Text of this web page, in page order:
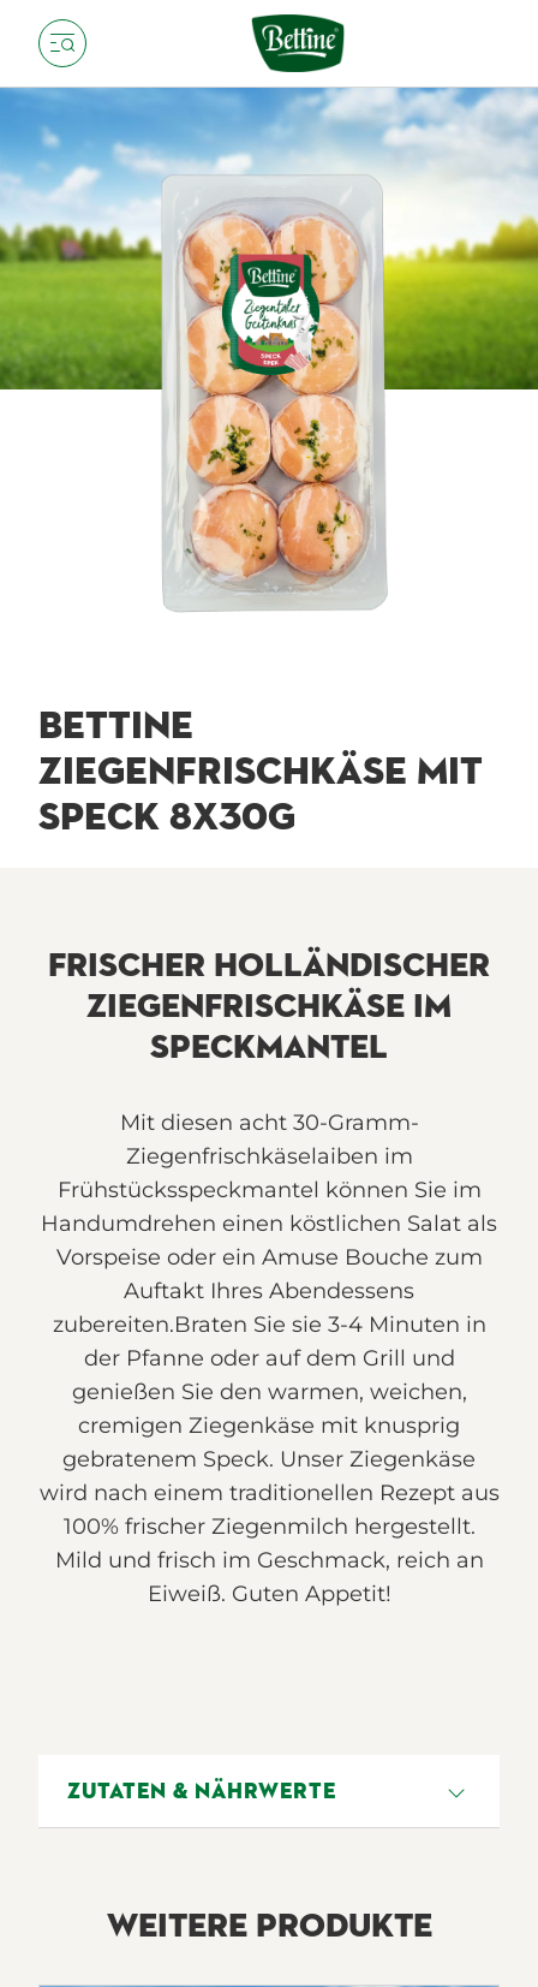
BETTINE
ZIEGENFRISCHKÄSE MIT
SPECK 8X30G
FRISCHER HOLLÄNDISCHER
ZIEGENFRISCHKÄSE IM
SPECKMANTEL
Mit diesen acht 30-Gramm-
Ziegenfrischkäselaiben im
Frühstücksspeckmantel können Sie im
Handumdrehen einen köstlichen Salat als
Vorspeise oder ein Amuse Bouche zum
Auftakt Ihres Abendessens
zubereiten.Braten Sie sie 3-4 Minuten in
der Pfanne oder auf dem Grill und
genießen Sie den warmen, weichen,
cremigen Ziegenkäse mit knusprig
gebratenem Speck. Unser Ziegenkäse
wird nach einem traditionellen Rezept aus
100% frischer Ziegenmilch hergestellt.
Mild und frisch im Geschmack, reich an
Eiweiß. Guten Appetit!
ZUTATEN & NÄHRWERTE
(E202), Milchsäure, mikrobielles Lab), 33%
Glukosesirup, natürliches Aroma,
WEITERE PRODUKTE